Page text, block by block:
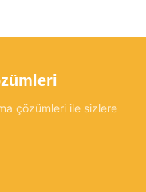
çözümleri ile sizlere